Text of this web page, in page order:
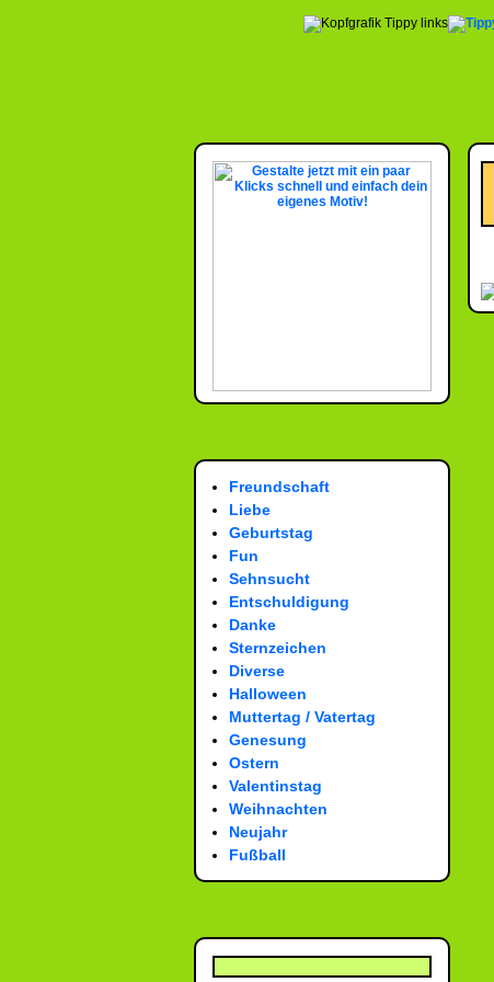
Freundschaft
Liebe
Geburtstag
Fun
Sehnsucht
Entschuldigung
Danke
Sternzeichen
Diverse
Halloween
Muttertag / Vatertag
Genesung
Ostern
Valentinstag
Weihnachten
Neujahr
Fußball